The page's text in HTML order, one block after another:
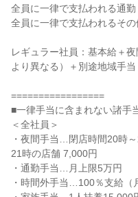
全員に一律で支払われる通
全員に一律で支払われるそ
レギュラー社員：基本給＋
より異なる）＋別途地域手当
=================
■一律手当に含まれない諸手
＜全社員＞
・夜間手当…閉店時間20時
21時の店舗 7,000円
・通勤手当…月上限5万円
・時間外手当…100％支給（